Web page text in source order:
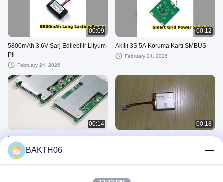
00:09
5800mAh 3.6V Şarj Edilebilir Lityum
Pil
February 24, 2026
00:12
Akıllı 3S 5A Koruma Kartı SMBUS
February 24, 2026
00:14
PCB/PCM/BMS
September 18, 2025
00:18
BAKTH06